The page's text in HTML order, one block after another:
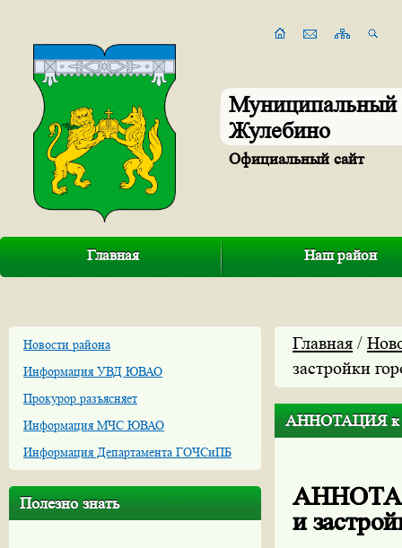
Муниципальный
Жулебино
Официальный сайт
Главная Наш район
Новости района
Информация УВД ЮВАО
Прокурор разъясняет
Информация МЧС ЮВАО
Информация Департамента ГОЧСиПБ
Полезно знать
Главная /
застройки
АННОТАЦИЯ к
и